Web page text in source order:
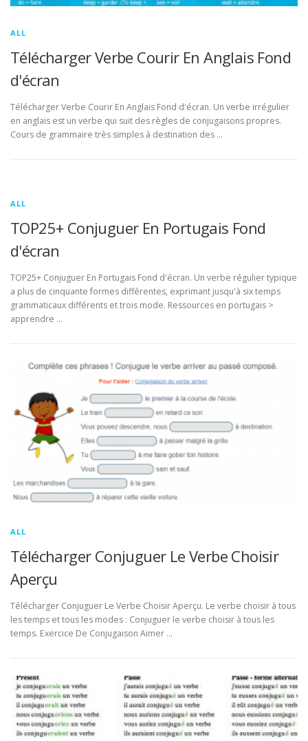
ALL
Télécharger Verbe Courir En Anglais Fond
d'écran
Télécharger Verbe Courir En Anglais Fond d'écran. Un verbe irrégulier
en anglais est un verbe qui suit des règles de conjugaisons propres.
Cours de grammaire très simples à destination des …
ALL
TOP25+ Conjuguer En Portugais Fond
d'écran
TOP25+ Conjuguer En Portugais Fond d'écran. Un verbe régulier typique
a plus de cinquante formes différentes, exprimant jusqu'à six temps
grammaticaux différents et trois mode. Ressources en portugais >
apprendre …
ALL
Télécharger Conjuguer Le Verbe Choisir
Aperçu
Télécharger Conjuguer Le Verbe Choisir Aperçu. Le verbe choisir à tous
les temps et tous les modes : Conjuguer le verbe choisir à tous les
temps. Exercice De Conjugaison Aimer …